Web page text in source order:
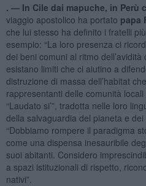
. — In Cile dai mapuche, in Perù
viaggio apostolico ha portato papa
che lui stesso ha definito i fratelli
esempio: “La loro presenza ci
dei beni comuni al ritmo
esistano limiti che ci aiutino a
distruzione di massa dell’habitat
rappresentanti delle comunità
“Laudato si’”, tradotta nelle loro
della salvaguardia del pianeta e
“Dobbiamo rompere il paradigma
come una dispensa inesauribile
suoi abitanti. Considero
a spazi istituzionali di rispetto,
nativi”.